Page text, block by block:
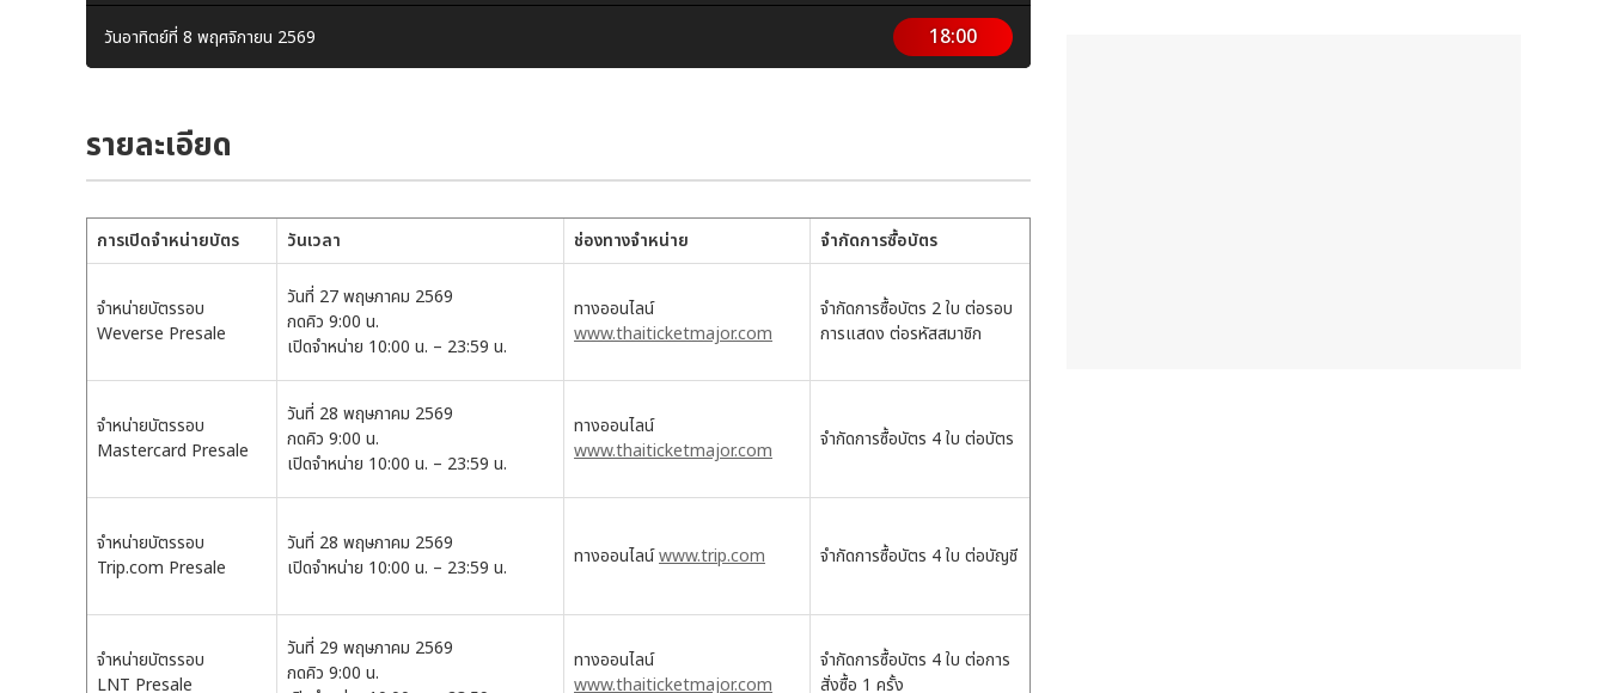
วันอาทิตย์ที่ 8 พฤศจิกายน 2569 18:00
รายละเอียด
การเปิดจำหน่ายบัตร วันเวลา ช่องทางจำหน่าย จำกัดการซื้อบัตร
จำหน่ายบัตรรอบ
Weverse Presale
วันที่ 27 พฤษภาคม 2569
กดคิว 9:00 น.
เปิดจำหน่าย 10:00 น. – 23:59 น.
ทางออนไลน์
www.thaiticketmajor.com
จำกัดการซื้อบัตร 2 ใบ ต่อรอบ
การแสดง ต่อรหัสสมาชิก
จำหน่ายบัตรรอบ
Mastercard Presale
วันที่ 28 พฤษภาคม 2569
กดคิว 9:00 น.
เปิดจำหน่าย 10:00 น. – 23:59 น.
ทางออนไลน์
www.thaiticketmajor.com
จำกัดการซื้อบัตร 4 ใบ ต่อบัตร
จำหน่ายบัตรรอบ
Trip.com Presale
วันที่ 28 พฤษภาคม 2569
เปิดจำหน่าย 10:00 น. – 23:59 น.
ทางออนไลน์www.trip.com จำกัดการซื้อบัตร 4 ใบ ต่อบัญชี
จำหน่ายบัตรรอบ
LNT Presale
วันที่ 29 พฤษภาคม 2569
กดคิว 9:00 น.
ทางออนไลน์
www.thaiticketmajor.com
จำกัดการซื้อบัตร 4 ใบ ต่อการ
สั่งซื้อ 1 ครั้ง